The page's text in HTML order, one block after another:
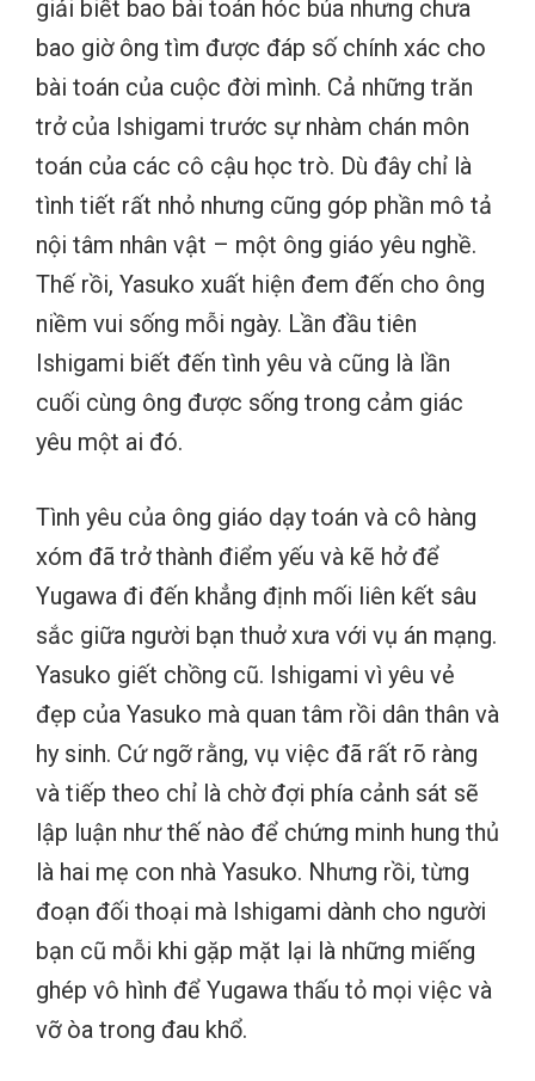
giải biết bao bài toán hóc búa nhưng chưa
bao giờ ông tìm được đáp số chính xác cho
bài toán của cuộc đời mình. Cả những trăn
trở của Ishigami trước sự nhàm chán môn
toán của các cô cậu học trò. Dù đây chỉ là
tình tiết rất nhỏ nhưng cũng góp phần mô tả
nội tâm nhân vật – một ông giáo yêu nghề.
Thế rồi, Yasuko xuất hiện đem đến cho ông
niềm vui sống mỗi ngày. Lần đầu tiên
Ishigami biết đến tình yêu và cũng là lần
cuối cùng ông được sống trong cảm giác
yêu một ai đó.
Tình yêu của ông giáo dạy toán và cô hàng
xóm đã trở thành điểm yếu và kẽ hở để
Yugawa đi đến khẳng định mối liên kết sâu
sắc giữa người bạn thuở xưa với vụ án mạng.
Yasuko giết chồng cũ. Ishigami vì yêu vẻ
đẹp của Yasuko mà quan tâm rồi dân thân và
hy sinh. Cứ ngỡ rằng, vụ việc đã rất rõ ràng
và tiếp theo chỉ là chờ đợi phía cảnh sát sẽ
lập luận như thế nào để chứng minh hung thủ
là hai mẹ con nhà Yasuko. Nhưng rồi, từng
đoạn đối thoại mà Ishigami dành cho người
bạn cũ mỗi khi gặp mặt lại là những miếng
ghép vô hình để Yugawa thấu tỏ mọi việc và
vỡ òa trong đau khổ.